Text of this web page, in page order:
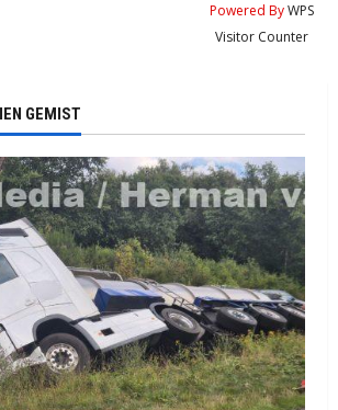
Powered ByWPS
Visitor Counter
GEMIST